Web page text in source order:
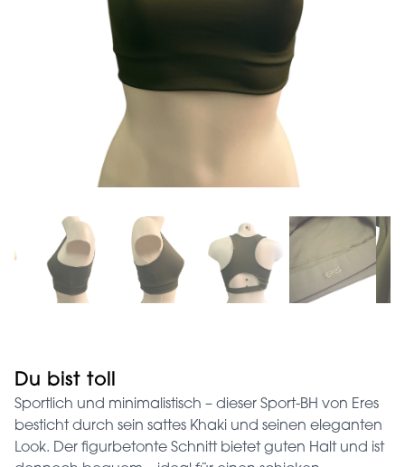
Du bist toll
Sportlich und minimalistisch – dieser Sport-BH von Eres
besticht durch sein sattes Khaki und seinen eleganten
Look. Der figurbetonte Schnitt bietet guten Halt und ist